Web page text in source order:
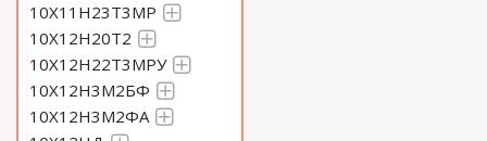
10Х11Н23Т3МР
10Х12Н20Т2
10Х12Н22Т3МРУ
10Х12Н3М2БФ
10Х12Н3М2ФА